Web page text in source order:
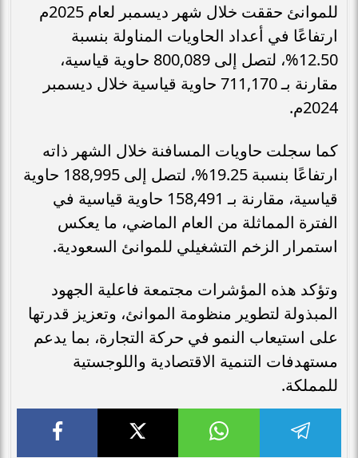
للموانئ حققت خلال شهر ديسمبر لعام 2025م
ارتفاعًا في أعداد الحاويات المناولة بنسبة
12.50%، لتصل إلى 800,089 حاوية قياسية،
مقارنة بـ 711,170 حاوية قياسية خلال ديسمبر
2024م.
كما سجلت حاويات المسافنة خلال الشهر ذاته
ارتفاعًا بنسبة 19.25%، لتصل إلى 188,995 حاوية
قياسية، مقارنة بـ 158,491 حاوية قياسية في
الفترة المماثلة من العام الماضي، ما يعكس
استمرار الزخم التشغيلي للموانئ السعودية.
وتؤكد هذه المؤشرات مجتمعة فاعلية الجهود
المبذولة لتطوير منظومة الموانئ، وتعزيز قدرتها
على استيعاب النمو في حركة التجارة، بما يدعم
مستهدفات التنمية الاقتصادية واللوجستية
للمملكة.